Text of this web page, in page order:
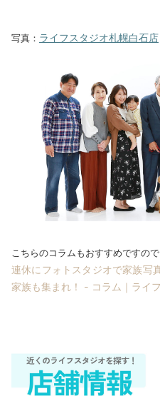
写真： ライフスタジオ札幌白石店
こちらのコラムもおすすめですの
連休にフォトスタジオで家族写
家族も集まれ！ - コラム｜ライ